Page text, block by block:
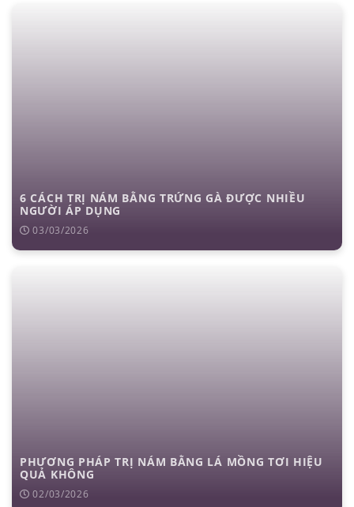
6 CÁCH TRỊ NÁM BẰNG TRỨNG GÀ ĐƯỢC NHIỀU
NGƯỜI ÁP DỤNG
03/03/2026
PHƯƠNG PHÁP TRỊ NÁM BẰNG LÁ MỒNG TƠI HIỆU
QUẢ KHÔNG
02/03/2026